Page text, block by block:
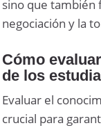
sino que también
negociación y la
Cómo
de los
Evaluar el
crucial para